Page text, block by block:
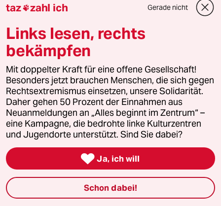
typus "selbstermächtige3" - oder gedeckt von
rache für ewige überstunden und frust im
dienst?
erprobung von bürgerkriegsausrüstung?
provokation, um gewünschte ergebnisse zu
erzielen?
erprobung des gezielten rechts- und
verfassungsbruchs
"für später" oder "für falls mal"?
schön wäre es allerdings, wenn auch die
gegenseite weniger reflexhaft agierte -
z.b. könnte man ja ganz laut dazu aufrufen,
während des "gipfels" - in der tat,
das ist wirklich der gipfel - mit allefrau und
allemann zu hause bleiben:
leere straßen, niemand guckt, gespenstische
stille. 20.000 polizisten, zivilfahnder usw. stehen
taz zahl ich Gerade nicht
Links lesen, rechts
bekämpfen
Mit doppelter Kraft für eine offene Gesellschaft!
Besonders jetzt brauchen Menschen, die sich gegen
Rechtsextremismus einsetzen, unsere Solidarität.
Daher gehen 50 Prozent der Einnahmen aus
Neuanmeldungen an „Alles beginnt im Zentrum“ –
eine Kampagne, die bedrohte linke Kulturzentren
und Jugendorte unterstützt. Sind Sie dabei?
 Ja, ich will
Schon dabei!